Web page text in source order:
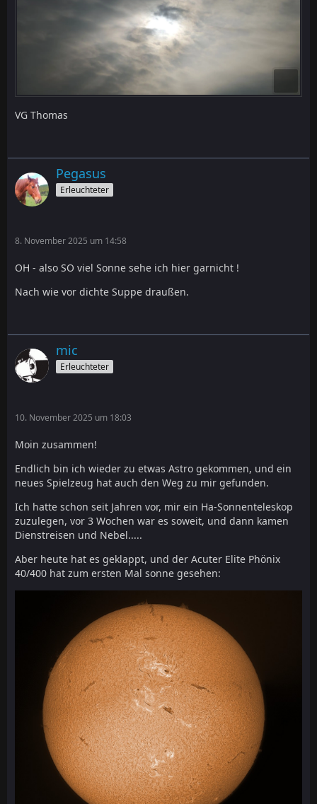
VG Thomas
Pegasus
Erleuchteter
8. November 2025 um 14:58
OH - also SO viel Sonne sehe ich hier garnicht !
Nach wie vor dichte Suppe draußen.
mic
Erleuchteter
10. November 2025 um 18:03
Moin zusammen!
Endlich bin ich wieder zu etwas Astro gekommen, und ein
neues Spielzeug hat auch den Weg zu mir gefunden.
Ich hatte schon seit Jahren vor, mir ein Ha-Sonnenteleskop
zuzulegen, vor 3 Wochen war es soweit, und dann kamen
Dienstreisen und Nebel.....
Aber heute hat es geklappt, und der Acuter Elite Phönix
40/400 hat zum ersten Mal sonne gesehen: